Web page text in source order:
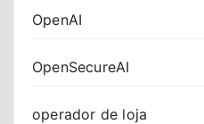
OpenAI
OpenSecureAI
operador de loja